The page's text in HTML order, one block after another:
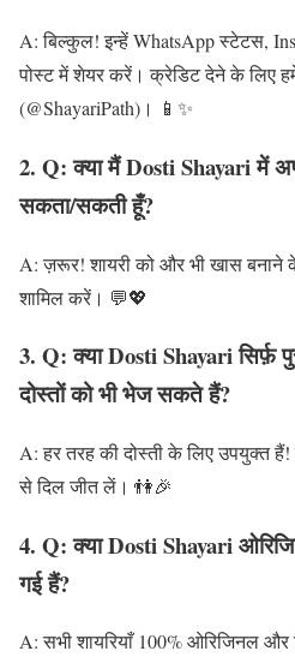
A: बिल्कुल! इन्हें WhatsApp स्टेटस,
पोस्ट में शेयर करें। क्रेडिट देने के लिए
(@ShayariPath)। 📱✨
2. Q: क्या मैंDosti Shayariमें
सकता/सकती हूँ?
A: ज़रूर! शायरी को और भी खास बनाने
शामिल करें। 💬💖
3. Q: क्या Dosti Shayari सिर्फ़
दोस्तों को भी भेज सकते हैं?
A: हर तरह की दोस्ती के लिए उपयुक्त हैं!
से दिल जीत लें। 👫🎉
4. Q: क्या Dosti Shayari
गई हैं?
A: सभी शायरियाँ 100% ओरिजिनल और